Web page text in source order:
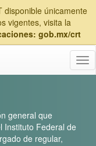
únicamente
vigentes, visita la
gob.mx/crt
general que
Instituto Federal de
de regular,